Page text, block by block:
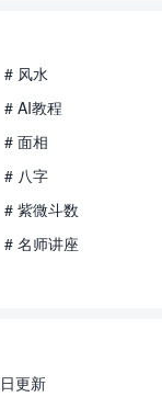
# 风水
# AI教程
# 面相
# 八字
# 紫微斗数
# 名师讲座
更新